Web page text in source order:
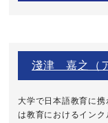
淺津 嘉之（
大学で日本語教育に
は教育におけるインク